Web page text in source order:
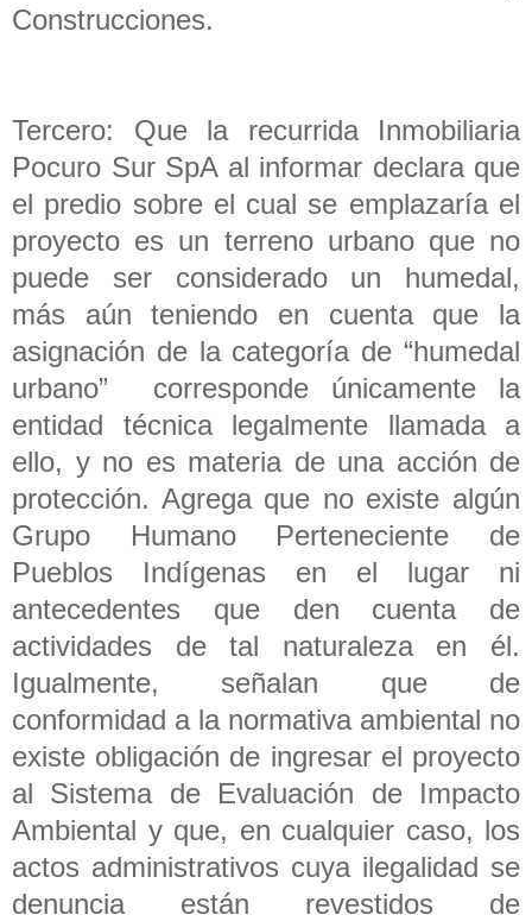
Construcciones.
Tercero: Que la recurrida Inmobiliaria
Pocuro Sur SpA al informar declara que
el predio sobre el cual se emplazaría el
proyecto es un terreno urbano que no
puede ser considerado un humedal,
más aún teniendo en cuenta que la
asignación de la categoría de “humedal
urbano” corresponde únicamente la
entidad técnica legalmente llamada a
ello, y no es materia de una acción de
protección. Agrega que no existe algún
Grupo Humano Perteneciente de
Pueblos Indígenas en el lugar ni
antecedentes que den cuenta de
actividades de tal naturaleza en él.
Igualmente, señalan que de
conformidad a la normativa ambiental no
existe obligación de ingresar el proyecto
al Sistema de Evaluación de Impacto
Ambiental y que, en cualquier caso, los
actos administrativos cuya ilegalidad se
denuncia están revestidos de